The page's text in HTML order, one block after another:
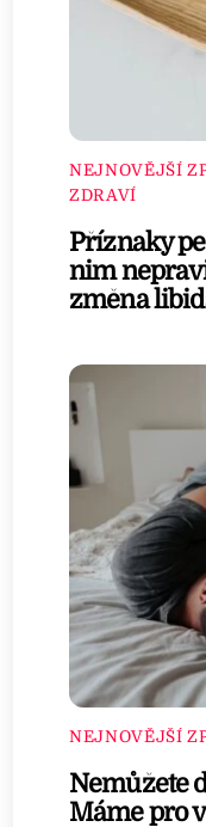
NEJNOVĚJŠÍ
ZDRAVÍ
Příznaky
nim
změna
NEJNOVĚJŠÍ
Nemůžete
Máme pro